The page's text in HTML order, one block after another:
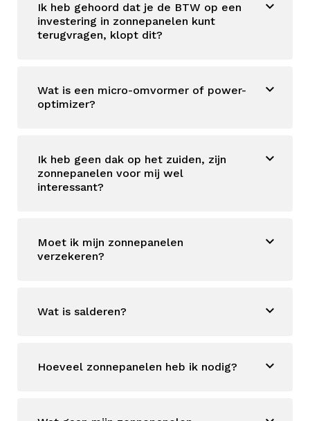
Ik heb gehoord dat je de BTW op een
investering in zonnepanelen kunt
terugvragen, klopt dit?
Wat is een micro-omvormer of power-
optimizer?
Ik heb geen dak op het zuiden, zijn
zonnepanelen voor mij wel
interessant?
Moet ik mijn zonnepanelen
verzekeren?
Wat is salderen?
Hoeveel zonnepanelen heb ik nodig?